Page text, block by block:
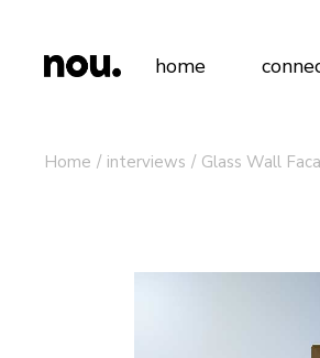
home
Home interviews Glass Wall